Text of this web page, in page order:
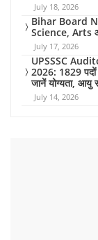
July 18, 2026
Bihar Board
Science, Arts
July 17, 2026
UPSSSC
2026: 1829 पदों
जानें योग्यता, आयु
July 14, 2026